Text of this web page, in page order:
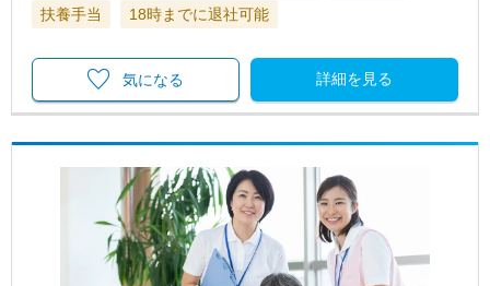
扶養手当
18時までに退社可能
詳細を見る
気になる